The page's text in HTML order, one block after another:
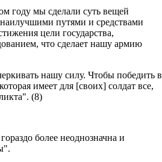
году мы сделали суть вещей
путями и средствами
цели государства,
что сделает нашу армию
нашу силу. Чтобы победить в
имеет для [своих] солдат все,
(8)
более неоднозначна и